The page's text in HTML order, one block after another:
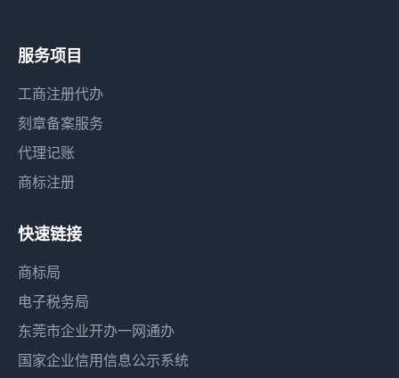
服务项目
工商注册代办
刻章备案服务
代理记账
商标注册
快速链接
商标局
电子税务局
东莞市企业开办一网通办
国家企业信用信息公示系统